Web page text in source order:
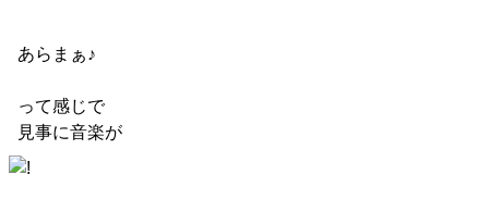
あらまぁ♪
って感じで
見事に音楽が